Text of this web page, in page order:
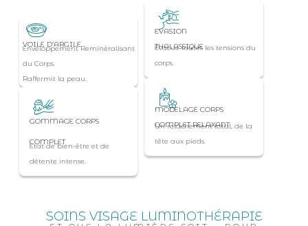
VOILE D’ARGILE
Enveloppement Reminéralisant
du Corps.
Raffermit la peau.
GOMMAGE CORPS
COMPLET
Etat de bien-être et de
détente intense.
EVASION
THALASSIQUE
Évacue toutes les tensions du
corps.
MODELAGE CORPS
COMPLET RELAXANT
Un relâchement total, de la
tête aux pieds.
SOINS VISAGE LUMINOTHÉRAPIE